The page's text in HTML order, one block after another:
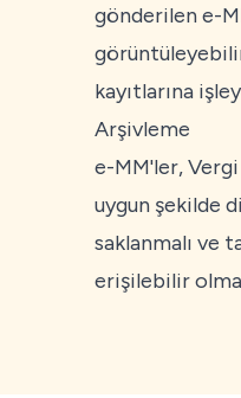
gönderilen e-
kayıtlarına
Arşivleme
e-MM'ler, Vergi
uygun şekilde
saklanmalı ve
erişilebilir